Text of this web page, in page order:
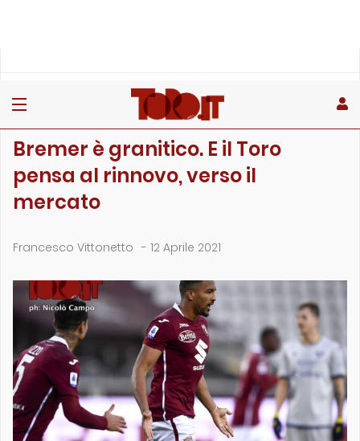
Bremer è granitico. E il Toro
pensa al rinnovo, verso il
mercato
Francesco Vittonetto - 12 Aprile 2021